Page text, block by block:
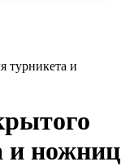
турникета и
и ножниц